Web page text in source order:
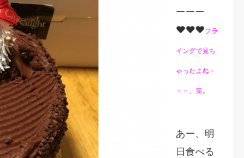
ーーー
♥♥♥フラ
イングで見ち
ゃったよね－
－－、笑。
あー、明
日食べる